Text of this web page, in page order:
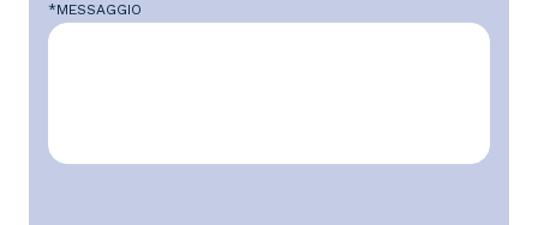
*MESSAGGIO